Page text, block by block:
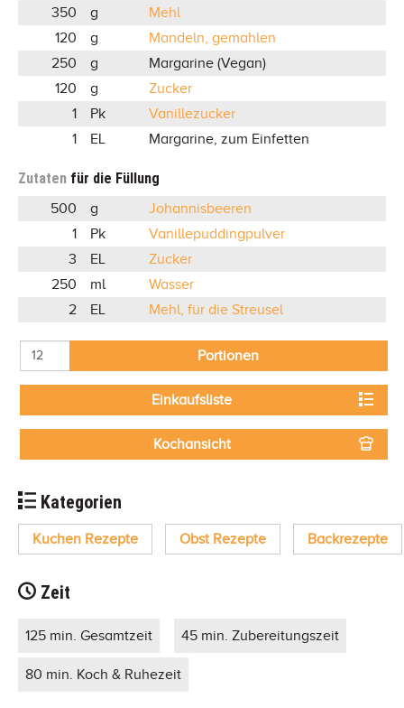
350 g
Mehl
120
g
Mandeln, gemahlen
250
g
Margarine (Vegan)
120
g
Zucker
1
Pk
Vanillezucker
1
EL Margarine, zum Einfetten
Zutaten für die Füllung
500 g
Johannisbeeren
1
Pk
Vanillepuddingpulver
3
EL
Zucker
250
ml
Wasser
2
EL Mehl, für die Streusel
Portionen
Einkaufsliste
Kochansicht
Kategorien
Kuchen Rezepte Obst Rezepte Backrezepte
Zeit
125 min. Gesamtzeit 45 min. Zubereitungszeit
80 min. Koch & Ruhezeit